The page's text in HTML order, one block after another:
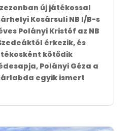
új játékossal
Kosársuli NB I/B-s
Polányi Kristóf az NB
érkezik, és
kötődik
Polányi Géza a
egyik ismert